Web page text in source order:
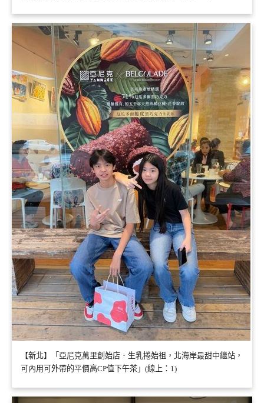
【新北】「亞尼克萬里創始店．生乳捲始祖，北海岸最甜中繼站，
可內用可外帶的平價高CP值下午茶」(線上：1)